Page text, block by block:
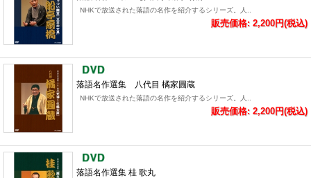
NHKで放送された落語の名作を紹介するシリーズ。人..
販売価格: 2,200円(税込)
落語名作選集 八代目 橘家圓蔵
NHKで放送された落語の名作を紹介するシリーズ。人..
販売価格: 2,200円(税込)
落語名作選集 桂 歌丸